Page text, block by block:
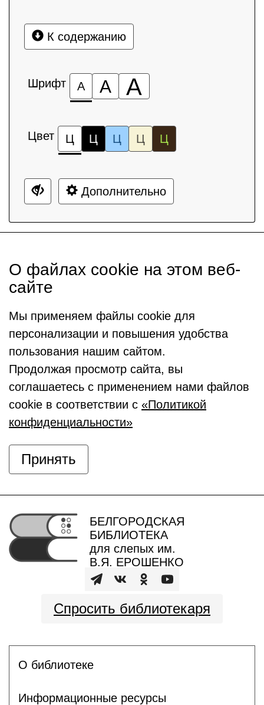
К содержанию
Шрифт А А А
Цвет Ц Ц Ц Ц Ц
Дополнительно
О файлах cookie на этом веб-
сайте
Мы применяем файлы cookie для
персонализации и повышения удобства
пользования нашим сайтом.
Продолжая просмотр сайта, вы
соглашаетесь с применением нами файлов
cookie в соответствии с «Политикой
конфиденциальности»
Принять
БЕЛГОРОДСКАЯ
БИБЛИОТЕКА
для слепых им.
В.Я. ЕРОШЕНКО
Спросить библиотекаря
О библиотеке
Информационные ресурсы